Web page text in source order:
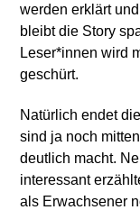
werden erklärt
bleibt die Story
Leser*innen wird
geschürt.
Natürlich endet
sind ja noch
deutlich macht.
interessant
als Erwachsener